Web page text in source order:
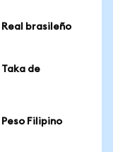
brasileño
de
Filipino